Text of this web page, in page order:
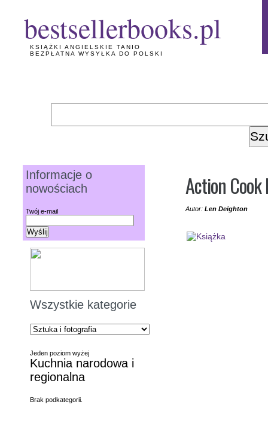
bestsellerbooks.pl
KSIĄŻKI ANGIELSKIE TANIO
BEZPŁATNA WYSYŁKA DO POLSKI
Action Cook
Autor: Len Deighton
Informacje o
nowościach
Twój e-mail
Wszystkie kategorie
Jeden poziom wyżej
Kuchnia narodowa i
regionalna
Brak podkategorii.